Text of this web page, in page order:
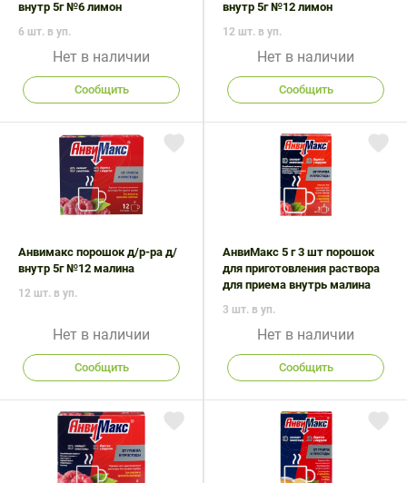
внутр 5г №6 лимон
6 шт. в уп.
Нет в наличии
Сообщить
внутр 5г №12 лимон
12 шт. в уп.
Нет в наличии
Сообщить
Анвимакс порошок д/р-ра д/
внутр 5г №12 малина
12 шт. в уп.
Нет в наличии
Сообщить
АнвиМакс 5 г 3 шт порошок
для приготовления раствора
для приема внутрь малина
3 шт. в уп.
Нет в наличии
Сообщить